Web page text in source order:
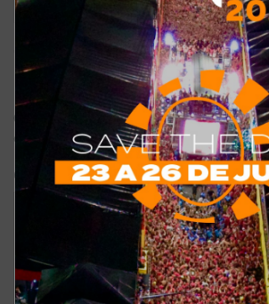
Deixe um comentário
O seu endereço de e-mail não será publicado.
obrigatórios são marcados com*
Comentário*